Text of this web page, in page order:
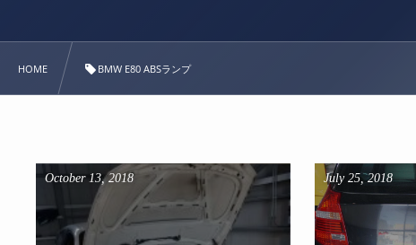
HOME BMW E80 ABSランプ
October 13,2018 July 25,2018